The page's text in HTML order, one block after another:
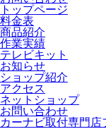
トップページ
料金表
商品紹介
作業実績
テレビキット
お知らせ
ショップ紹介
アクセス
ネットショップ
お問い合わせ
カーナビ取付専⾨店